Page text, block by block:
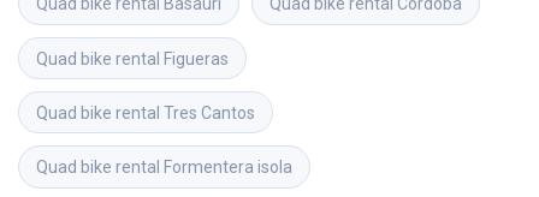
Quad bike rental Basauri Quad bike rental Córdoba
Quad bike rental Figueras
Quad bike rental Tres Cantos
Quad bike rental Formentera isola